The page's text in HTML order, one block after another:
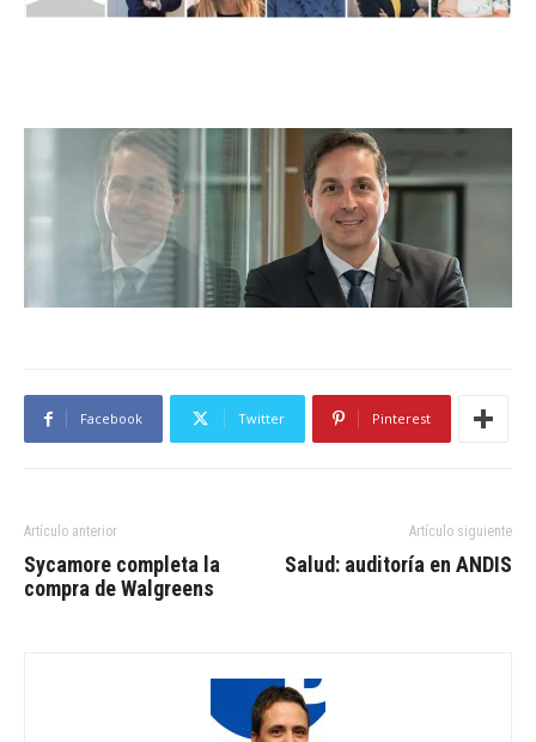
Facebook Twitter Pinterest
Artículo anterior
Sycamore completa la
compra de Walgreens
Artículo siguiente
Salud: auditoría en ANDIS